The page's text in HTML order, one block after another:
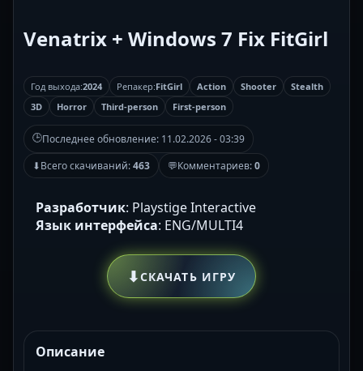
Venatrix + Windows 7 Fix FitGirl
Год выхода:2024 Репакер:FitGirl Action Shooter
Stealth
3D
Horror Third-person First-person
🕒Последнее обновление: 11.02.2026 - 03:39
⬇Всего скачиваний:463 💬Комментариев:0
Разработчик: Playstige Interactive
Язык интерфейса: ENG/MULTI4
⬇СКАЧАТЬ ИГРУ
Описание